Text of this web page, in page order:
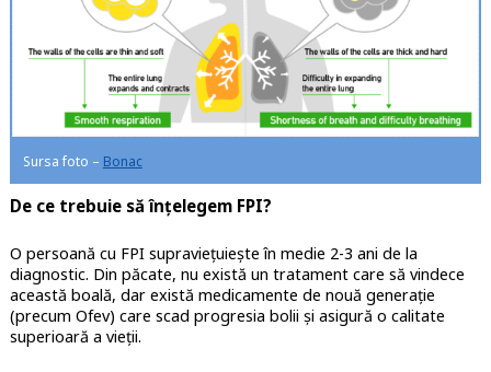
Sursa foto – Bonac
De ce trebuie să înțelegem FPI?
O persoană cu FPI supraviețuiește în medie 2-3 ani de la
diagnostic. Din păcate, nu există un tratament care să vindece
această boală, dar există medicamente de nouă generație
(precum Ofev) care scad progresia bolii și asigură o calitate
superioară a vieții.